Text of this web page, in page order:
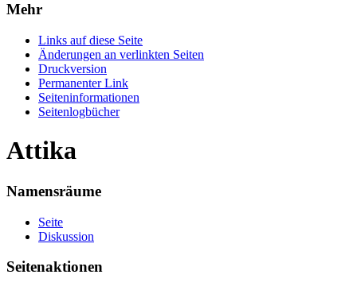
Mehr
Links auf diese Seite
Änderungen an verlinkten Seiten
Druckversion
Permanenter Link
Seiten­informationen
Seitenlogbücher
Attika
Namensräume
Seite
Diskussion
Seitenaktionen